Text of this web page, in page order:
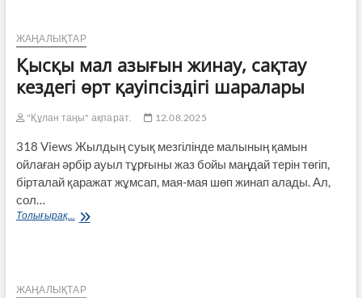
ЖАҢАЛЫҚТАР
Қысқы мал азығын жинау, сақтау
кездегі өрт қауіпсіздігі шаралары
"Құлан таңы" ақпарат. 12.08.2025
318 Views Жылдың суық мезгілінде малының қамын
ойлаған әрбір ауыл тұрғыны жаз бойы маңдай терін төгіп,
бірталай қаражат жұмсап, мая-мая шөп жинап алады. Ал,
сол…
Толығырақ... Қысқы
кездегі
ЖАҢАЛЫҚТАР